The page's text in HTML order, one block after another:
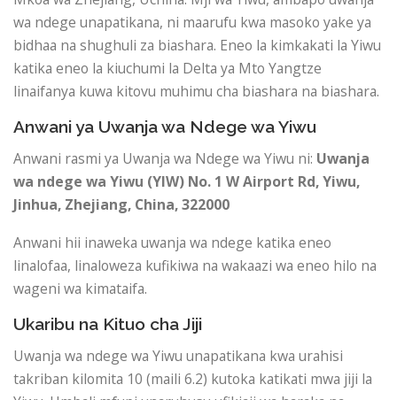
wa ndege unapatikana, ni maarufu kwa masoko yake ya
bidhaa na shughuli za biashara. Eneo la kimkakati la Yiwu
katika eneo la kiuchumi la Delta ya Mto Yangtze
linaifanya kuwa kitovu muhimu cha biashara na biashara.
Anwani ya Uwanja wa Ndege wa Yiwu
Anwani rasmi ya Uwanja wa Ndege wa Yiwu ni: Uwanja
wa ndege wa Yiwu (YIW) No. 1 W Airport Rd, Yiwu,
Jinhua, Zhejiang, China, 322000
Anwani hii inaweka uwanja wa ndege katika eneo
linalofaa, linaloweza kufikiwa na wakaazi wa eneo hilo na
wageni wa kimataifa.
Ukaribu na Kituo cha Jiji
Uwanja wa ndege wa Yiwu unapatikana kwa urahisi
takriban kilomita 10 (maili 6.2) kutoka katikati mwa jiji la